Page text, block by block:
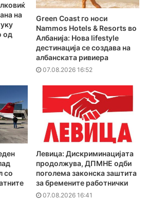
на
од
Green Coast го носи
Nammos Hotels & Resorts во
Албанија: Нова lifestyle
дестинација се создава на
албанската ривиера
07.08.2026 16:52
со
Левица: Дискриминацијата
продолжува, ДПМНЕ одби
поголема законска заштита
за бремените работнички
07.08.2026 16:41